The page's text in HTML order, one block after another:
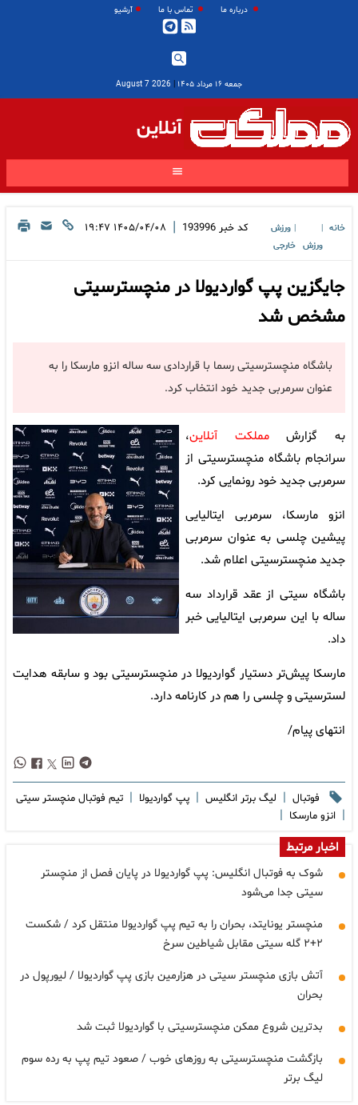
درباره ما تماس با ما آرشیو
جمعه ۱۶ مرداد ۱۴۰۵ |
2026 August 7
آنلاین
خانه
ورزش
ورزش
خارجی
کد خبر 193996
| ۱۴۰۵/۰۴/۰۸ ۱۹:۴۷
جایگزین پپ گواردیولا در منچسترسیتی
مشخص شد
باشگاه منچسترسیتی رسما با قراردادی سه ساله انزو مارسکا را به
عنوان سرمربی جدید خود انتخاب کرد.
به گزارشمملکت آنلاین،
سرانجام باشگاه منچسترسیتی از
سرمربی جدید خود رونمایی کرد.
انزو مارسکا، سرمربی ایتالیایی
پیشین چلسی به عنوان سرمربی
جدید منچسترسیتی اعلام شد.
باشگاه سیتی از عقد قرارداد سه
ساله با این سرمربی ایتالیایی خبر
داد.
مارسکا پیش‌تر دستیار گواردیولا در منچسترسیتی بود و سابقه هدایت
لسترسیتی و چلسی را هم در کارنامه دارد.
انتهای پیام/
فوتبال | لیگ برتر انگلیس | پپ گواردیولا | تیم فوتبال منچستر سیتی
| انزو مارسکا |
اخبار مرتبط
شوک به فوتبال انگلیس: پپ گواردیولا در پایان فصل از منچستر
سیتی جدا می‌شود
منچستر یونایتد، بحران را به تیم پپ گواردیولا منتقل کرد / شکست
۲+۲ گله سیتی مقابل شیاطین سرخ
آتش بازی منچستر سیتی در هزارمین بازی پپ گواردیولا / لیورپول در
بحران
بدترین شروع ممکن منچسترسیتی با گواردیولا ثبت شد
بازگشت منچسترسیتی به روزهای خوب / صعود تیم پپ به رده سوم
لیگ برتر